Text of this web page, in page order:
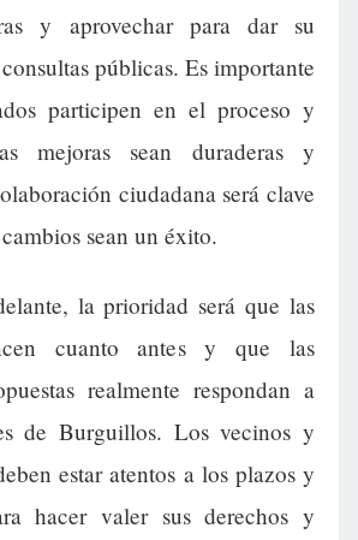
y aprovechar para dar su
públicas. Es importante
participen en el proceso y
mejoras sean duraderas y
ciudadana será clave
sean un éxito.
la prioridad será que las
cuanto antes y que las
realmente respondan a
de Burguillos. Los vecinos y
estar atentos a los plazos y
hacer valer sus derechos y